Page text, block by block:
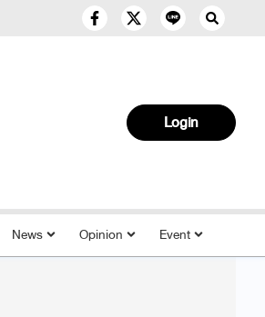
Login
News Opinion Event